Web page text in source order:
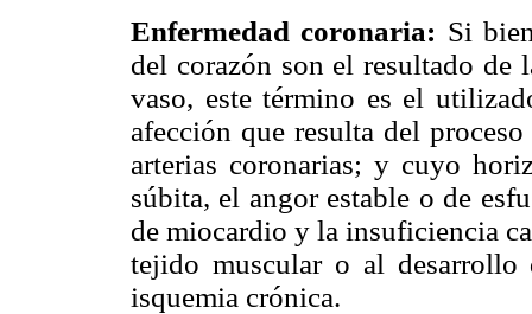
Enfermedad coronaria: Si
del corazón son el resultado
vaso, este término es el
afección que resulta del
arterias coronarias; y cuyo
súbita, el angor estable o de
de miocardio y la insuficiencia
tejido muscular o al desarrollo
isquemia crónica.